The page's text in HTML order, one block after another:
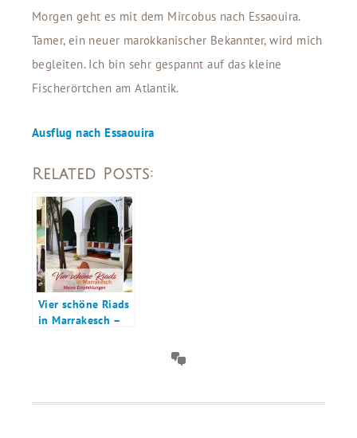
Morgen geht es mit dem Mircobus nach Essaouira.
Tamer, ein neuer marokkanischer Bekannter, wird mich
begleiten. Ich bin sehr gespannt auf das kleine
Fischerörtchen am Atlantik.
Ausflug nach Essaouira
Related Posts:
Vier schöne Riads
in Marrakesch –